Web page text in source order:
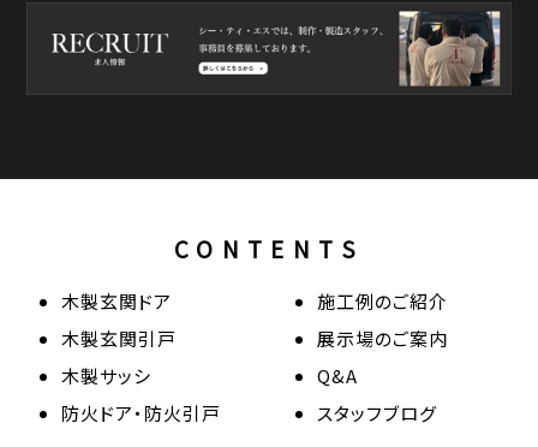
CONTENTS
木製玄関ドア
木製玄関引戸
木製サッシ
防火ドア・防火引戸
施工例のご紹介
展示場のご案内
Q&A
スタッフブログ